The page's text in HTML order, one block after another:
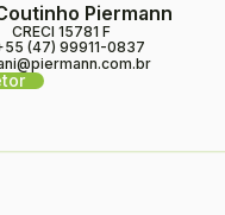
Piermann
CRECI 15781 F
(47) 99911-0837